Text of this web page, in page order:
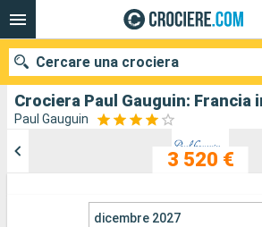
Paul Gauguin
3 520 €
dicembre 2027
Cercare una crociera
Le nostre destinazioni
Mesi di partenza